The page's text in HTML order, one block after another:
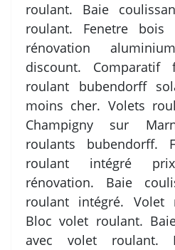
roulant. Baie
roulant. Fenetre
rénovation
discount. Comparatif
roulant bubendorff
moins cher. Volets
Champigny sur
roulants bubendorff.
roulant intégré
rénovation. Baie
roulant intégré. Volet
Bloc volet roulant.
avec volet roulant.